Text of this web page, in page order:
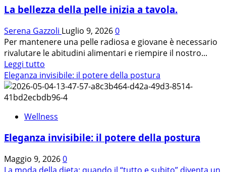
La bellezza della pelle inizia a tavola.
Serena Gazzoli Luglio 9, 20260
Per mantenere una pelle radiosa e giovane è necessario
rivalutare le abitudini alimentari e riempire il nostro...
Leggi tutto
di
più
su
bellezza
pelle
a
Eleganza invisibile: il potere della postura
Wellness
Eleganza invisibile: il potere della postura
Maggio 9, 20260